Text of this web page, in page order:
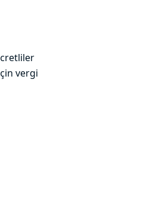
vergi